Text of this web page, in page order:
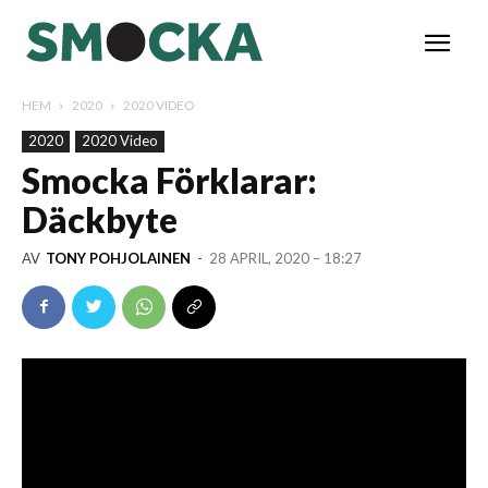
HEM 2020 2020 VIDEO
2020 2020 Video
Smocka Förklarar:
Däckbyte
AV TONY POHJOLAINEN - 28 APRIL, 2020 – 18:27